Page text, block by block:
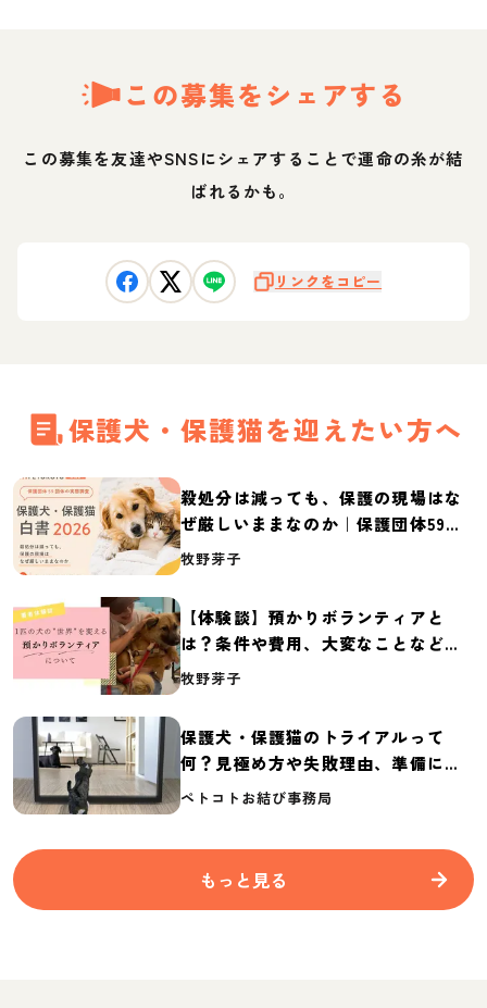
この募集をシェアする
この募集を友達やSNSにシェアすることで運命の糸が結
ばれるかも。
リンクをコピー
保護犬・保護猫を迎えたい方へ
殺処分は減っても、保護の現場はな
ぜ厳しいままなのか｜保護団体59団
体の実態調査【保護犬・保護猫白書
牧野芽子
【体験談】預かりボランティアと
は？条件や費用、大変なことなど紹
介
牧野芽子
保護犬・保護猫のトライアルって
何？見極め方や失敗理由、準備に必
要なものを紹介
ペトコトお結び事務局
もっと見る